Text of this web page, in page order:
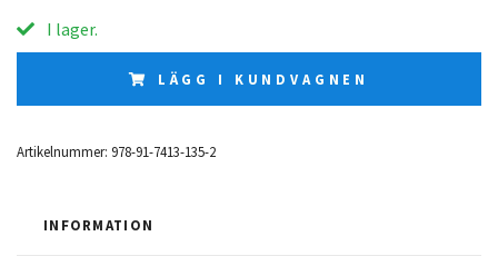
I lager.
LÄGG I KUNDVAGNEN
Artikelnummer: 978-91-7413-135-2
INFORMATION